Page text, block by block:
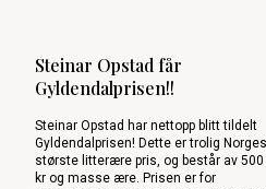
Steinar Opstad får
Gyldendalprisen!!
Steinar Opstad har nettopp blitt tildelt
Gyldendalprisen! Dette er trolig Norges
største litterære pris, og består av 500
kr og masse ære. Prisen er for